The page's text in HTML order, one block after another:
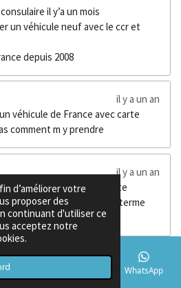
d’améliorer votre
proposer des
continuant d'utiliser ce
acceptez notre
il y’a un mois
un véhicule neuf avec le ccr et
depuis 2008
il y a un an
véhicule de France avec carte
comment m y prendre
il y a un an
savoir quand est-il de la carte
qui arrive à sont terme
WhatsApp